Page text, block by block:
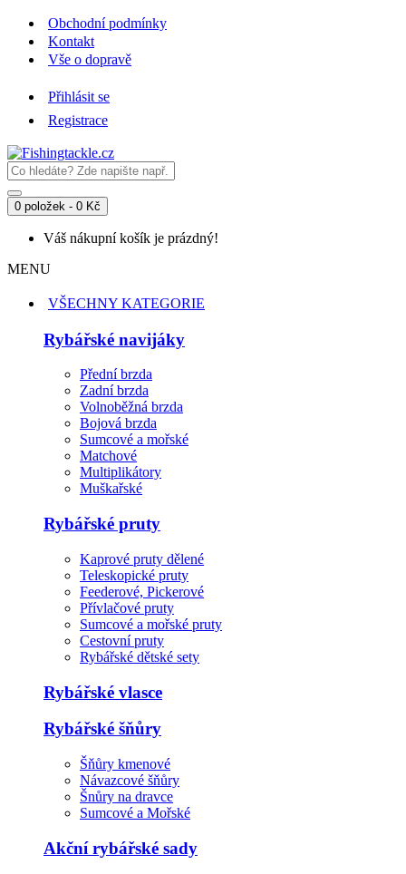
Obchodní podmínky
Kontakt
Vše o dopravě
Přihlásit se
Registrace
0 položek - 0 Kč
Váš nákupní košík je prázdný!
MENU
VŠECHNY KATEGORIE
Rybářské navijáky
Přední brzda
Zadní brzda
Volnoběžná brzda
Bojová brzda
Sumcové a mořské
Matchové
Multiplikátory
Muškařské
Rybářské pruty
Kaprové pruty dělené
Teleskopické pruty
Feederové, Pickerové
Přívlačové pruty
Sumcové a mořské pruty
Cestovní pruty
Rybářské dětské sety
Rybářské vlasce
Rybářské šňůry
Šňůry kmenové
Návazcové šňůry
Šnůry na dravce
Sumcové a Mořské
Akční rybářské sady